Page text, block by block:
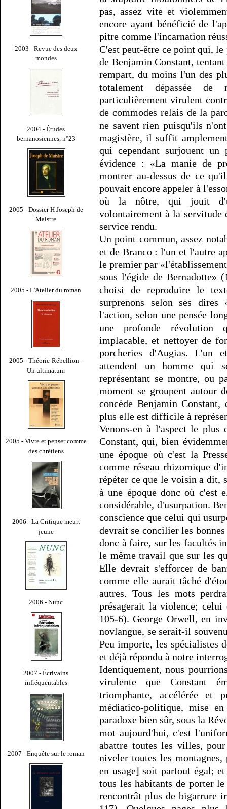
2003 - Revue des deux
mondes
2004 - Études
bernanosiennes, n°23
2005 - Dossier H Joseph de
Maistre
2005 - L'Atelier du roman
2005 - Théorie-Rébellion -
Un ultimatum
2005 - Vivre et penser comme
des chrétiens
2006 - La Critique meurt
jeune
2006 - Nunc
2007 - Écrivains
infréquentables
2007 - Enquête sur le roman
pas, assez vite et
encore ayant bénéficié de
pitre comme l'incarnation
C'est peut-être ce point qui,
de Benjamin Constant,
rempart, du moins l'un des
totalement dépassée
particulièrement virulent
de commodes relais de la
ne savent rien puisqu'ils
magistère, il suffit
qui cependant surjouent
évidence : «La manie de
montrer au-dessus de ce
pouvait encore appeler à
où la nôtre, qui jouit
volontairement à la servitude
service rendu.
Un point commun, assez
et de Branco : l'un et l'autre
le premier par
sous l'égide de Bernadotte»
choisi de reproduire le
surprenons selon ses
l'action, selon une pensée
une profonde révolution
implacable, et nettoyer de
porcheries d'Augias. L'un
attendent un homme qui
représentant se montre, ou
moment se groupent autour
concède Benjamin
plus elle est difficile à
Venons-en à l'aspect le
Constant, qui, bien
une époque où c'est la
comme réseau rhizomique
répéter ce que le voisin a dit,
à une époque donc où c'est
considérable, d'usurpation.
conscience que celui qui
devrait se concilier les
donc à faire, sur les facultés
le même travail que sur les
Elle devrait s'efforcer de
comme elle aurait tâché
autres. Tous les mots
présagerait la violence;
105-6). George Orwell, en
novlangue, se serait-il
Peu importe, les spécialistes
et déjà répondu à notre
Identiquement, nous
virulente que Constant
triomphante, accélérée et
médiatico-politique, mise
paradoxe bien sûr, sous la
mot aujourd'hui, c'est
abattre toutes les villes,
niveler toutes les
en usage] soit partout égal;
tous les habitants de porter
rencontrât plus de bigarrure